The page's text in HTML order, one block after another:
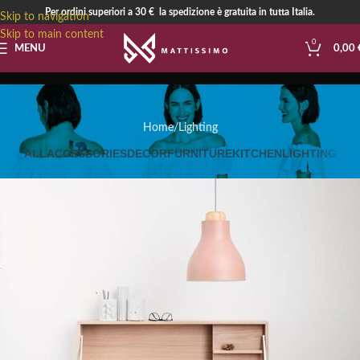
Skip to navigation
Skip to main content
Per ordini superiori a 30 € la spedizione è gratuita in tutta Italia.
MENU
0
0,00
Lighting
Home Lighting
ALLACCESSORIESDECORFURNITUREKITCHENLIGHTING